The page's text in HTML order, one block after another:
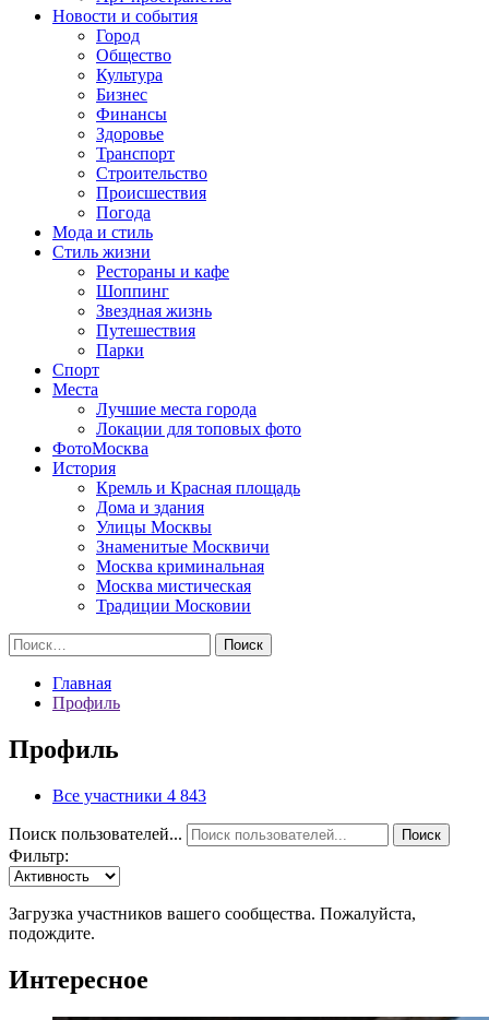
Новости и события
Город
Общество
Культура
Бизнес
Финансы
Здоровье
Транспорт
Строительство
Происшествия
Погода
Мода и стиль
Стиль жизни
Рестораны и кафе
Шоппинг
Звездная жизнь
Путешествия
Парки
Спорт
Места
Лучшие места города
Локации для топовых фото
ФотоМосква
История
Кремль и Красная площадь
Дома и здания
Улицы Москвы
Знаменитые Москвичи
Москва криминальная
Москва мистическая
Традиции Московии
Найти:
Главная
Профиль
Профиль
Все участники 4 843
Поиск пользователей... Поиск
Фильтр:
Загрузка участников вашего сообщества. Пожалуйста,
подождите.
Интересное